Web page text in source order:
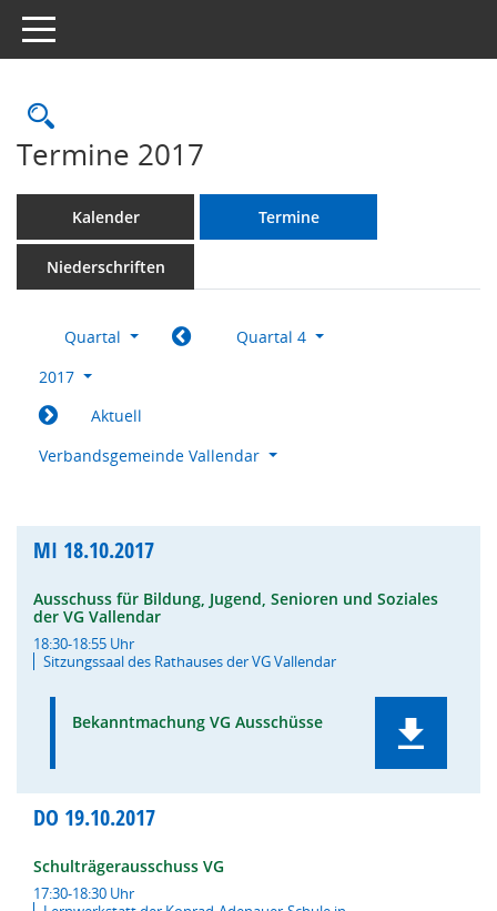
Toggle navigation
Rechercheauswahl
Termine 2017
Kalender Termine
Niederschriften
Quartal
Quartal 4
2017
Aktuell
Verbandsgemeinde Vallendar
MI 18.10.2017
Ausschuss für Bildung, Jugend, Senioren und Soziales
der VG Vallendar
18:30-18:55 Uhr
Sitzungssaal des Rathauses der VG Vallendar
Bekanntmachung VG Ausschüsse
DO 19.10.2017
Schulträgerausschuss VG
17:30-18:30 Uhr